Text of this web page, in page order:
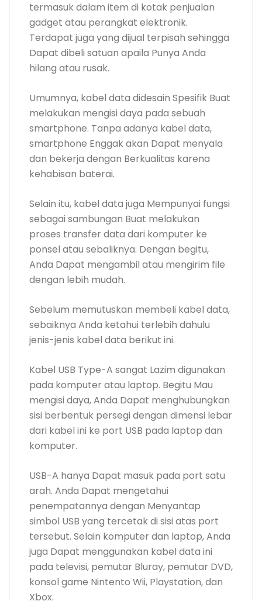
termasuk dalam item di kotak penjualan
gadget atau perangkat elektronik.
Terdapat juga yang dijual terpisah sehingga
Dapat dibeli satuan apaila Punya Anda
hilang atau rusak.
Umumnya, kabel data didesain Spesifik Buat
melakukan mengisi daya pada sebuah
smartphone. Tanpa adanya kabel data,
smartphone Enggak akan Dapat menyala
dan bekerja dengan Berkualitas karena
kehabisan baterai.
Selain itu, kabel data juga Mempunyai fungsi
sebagai sambungan Buat melakukan
proses transfer data dari komputer ke
ponsel atau sebaliknya. Dengan begitu,
Anda Dapat mengambil atau mengirim file
dengan lebih mudah.
Sebelum memutuskan membeli kabel data,
sebaiknya Anda ketahui terlebih dahulu
jenis-jenis kabel data berikut ini.
Kabel USB Type-A sangat Lazim digunakan
pada komputer atau laptop. Begitu Mau
mengisi daya, Anda Dapat menghubungkan
sisi berbentuk persegi dengan dimensi lebar
dari kabel ini ke port USB pada laptop dan
komputer.
USB-A hanya Dapat masuk pada port satu
arah. Anda Dapat mengetahui
penempatannya dengan Menyantap
simbol USB yang tercetak di sisi atas port
tersebut. Selain komputer dan laptop, Anda
juga Dapat menggunakan kabel data ini
pada televisi, pemutar Bluray, pemutar DVD,
konsol game Nintento Wii, Playstation, dan
Xbox.